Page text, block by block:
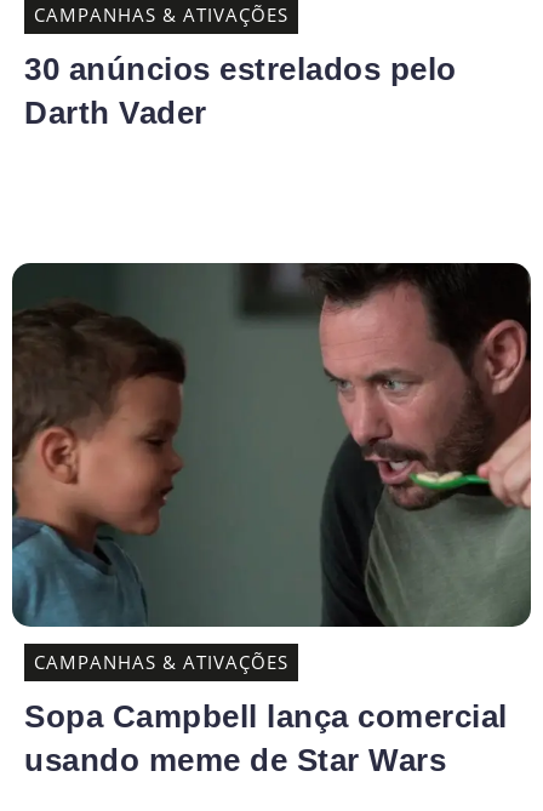
CAMPANHAS & ATIVAÇÕES
30 anúncios estrelados pelo
Darth Vader
CAMPANHAS & ATIVAÇÕES
Sopa Campbell lança comercial
usando meme de Star Wars